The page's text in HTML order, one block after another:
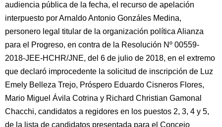
audiencia pública de la fecha, el recurso de apelación
interpuesto por Arnaldo Antonio Gonzáles Medina,
personero legal titular de la organización política Alianza
para el Progreso, en contra de la Resolución Nº 00559-
2018-JEE-HCHR/JNE, del 6 de julio de 2018, en el extremo
que declaró improcedente la solicitud de inscripción de Luz
Emely Belleza Trejo, Próspero Eduardo Cisneros Flores,
Mario Miguel Ávila Cotrina y Richard Christian Gamonal
Chacchi, candidatos a regidores en los puestos 2, 3, 4 y 5,
de la lista de candidatos presentada para el Concejo